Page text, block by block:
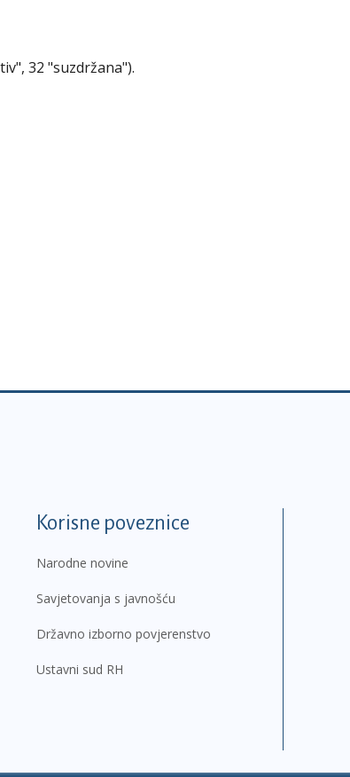
32 "suzdržana").
Korisne poveznice
Narodne novine
Savjetovanja s javnošću
Državno izborno povjerenstvo
Ustavni sud RH